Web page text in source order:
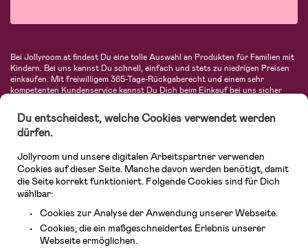
Bei Jollyroom.at findest Du eine tolle Auswahl an Produkten für Familien mit
Kindern. Bei uns kannst Du schnell, einfach und stets zu niedrigen Preisen
einkaufen. Mit freiwilligem 365-Tage-Rückgaberecht und einem sehr
kompetenten Kundenservice kannst Du Dich beim Einkauf bei uns sicher
Autositze, Kinder- und Babymode, Produkte für Mütter und eine Menge
fantastischer Einrichtungsgegenstände, Spielsachen, Babyprodukte und
vieles mehr. Wir haben Produkte von bekannten Herstellern wie Britax, Maxi-
Avent, Jack Wolfskin, Cybex, LEGO und vielen mehr. Schau Dich um in
unserem vielfältigen Onlineshop für Kinder & Babys. Willkommen!
Du entscheidest, welche Cookies verwendet werden
dürfen.
Jollyroom und unsere digitalen Arbeitspartner verwenden
Cookies auf dieser Seite. Manche davon werden benötigt, damit
die Seite korrekt funktioniert. Folgende Cookies sind für Dich
wählbar:
Cookies zur Analyse der Anwendung unserer Webseite.
Cookies, die ein maßgeschneidertes Erlebnis unserer
Webseite ermöglichen.